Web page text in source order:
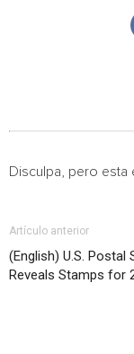
Disculpa, pero esta
Artículo anterior
(English) U.S. Postal
Reveals Stamps for